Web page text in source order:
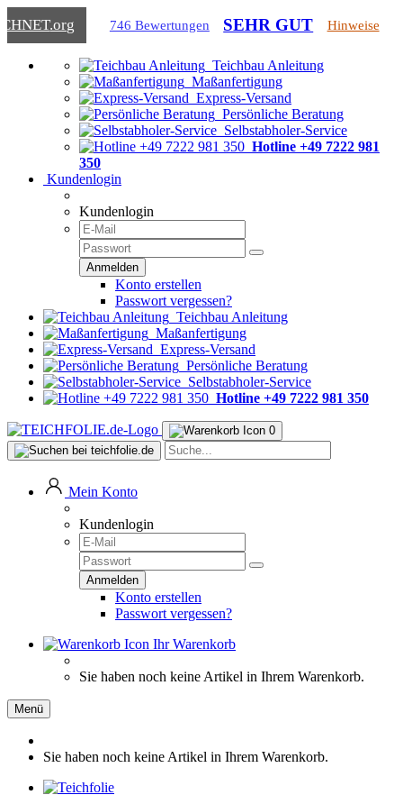
.org 746 Bewertungen SEHR GUT Hinweise
Teichbau Anleitung
Maßanfertigung
Express-Versand
Persönliche Beratung
Selbstabholer-Service
Hotline +49 7222 981
350
Kundenlogin
Kundenlogin
Konto erstellen
Passwort vergessen?
Teichbau Anleitung
Maßanfertigung
Express-Versand
Persönliche Beratung
Selbstabholer-Service
Hotline +49 7222 981 350
0
Mein Konto
Kundenlogin
Konto erstellen
Passwort vergessen?
Ihr Warenkorb
Sie haben noch keine Artikel in Ihrem Warenkorb.
Menü
Sie haben noch keine Artikel in Ihrem Warenkorb.